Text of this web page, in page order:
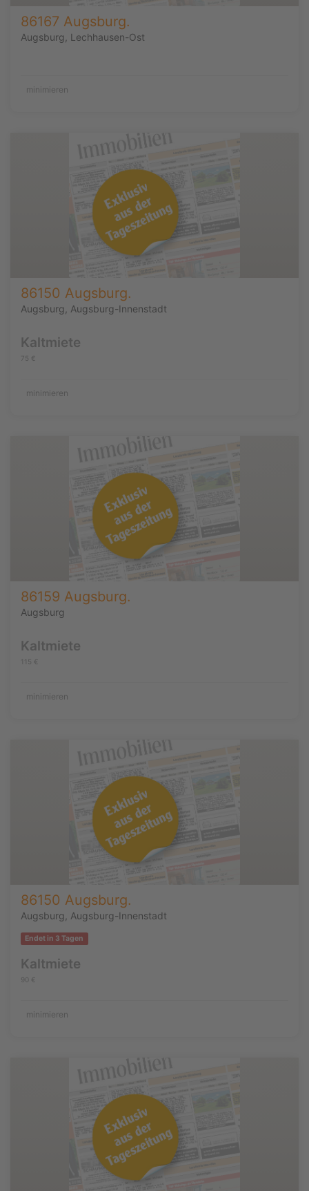
86167 Augsburg.
Augsburg, Lechhausen-Ost
minimieren
86150 Augsburg.
Augsburg, Augsburg-Innenstadt
Kaltmiete
75 €
minimieren
86159 Augsburg.
Augsburg
Kaltmiete
115 €
minimieren
86150 Augsburg.
Augsburg, Augsburg-Innenstadt
Endet in 3 Tagen
Kaltmiete
90 €
minimieren